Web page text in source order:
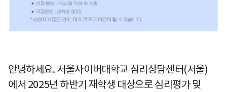
안녕하세요. 서울사이버대학교 심리상담센터(서울)
에서 2025년 하반기 재학생 대상으로 심리평가 및